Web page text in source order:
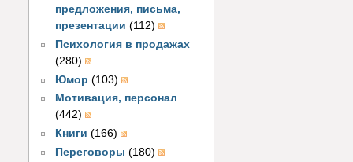
предложения, письма,
презентации (112)
Психология в продажах
(280)
Юмор (103)
Мотивация, персонал
(442)
Книги (166)
Переговоры (180)